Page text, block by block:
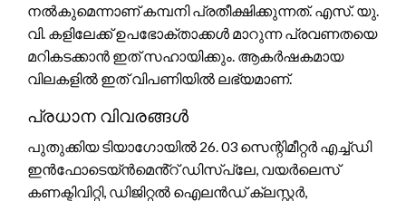
നൽകുമെന്നാണ് കമ്പനി പ്രതീക്ഷിക്കുന്നത്. എസ്. യു.
വി. കളിലേക്ക് ഉപഭോക്താക്കൾ മാറുന്ന പ്രവണതയെ
മറികടക്കാൻ ഇത് സഹായിക്കും. ആകർഷകമായ
വിലകളിൽ ഇത് വിപണിയിൽ ലഭ്യമാണ്.
പ്രധാന വിവരങ്ങൾ
പുതുക്കിയ ടിയാഗോയിൽ 26. 03 സെന്റിമീറ്റർ എച്ച്‌ഡി
ഇൻഫോടെയ്ൻമെൻ്റ് ഡിസ്പ്ലേ, വയർലെസ്
കണക്ടിവിറ്റി, ഡിജിറ്റൽ ഐലൻഡ് ക്ലസ്റ്റർ,